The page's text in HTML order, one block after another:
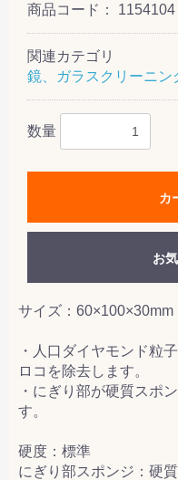
商品コード： 1154104
関連カテゴリ
鏡、ガラスクリーニン
数量
カ
お
サイズ：60×100×30mm
・人口ダイヤモンド粒
ロコを除去します。
・にぎり部が硬質スポ
す。
硬度：標準
にぎり部スポンジ：硬